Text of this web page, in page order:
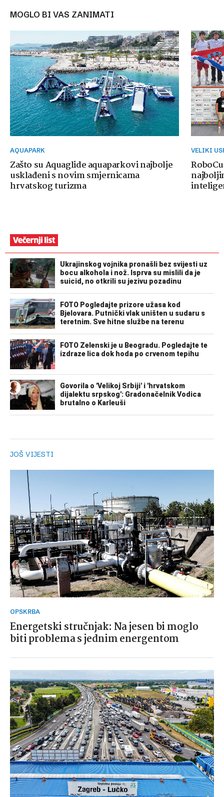
MOGLO BI VAS ZANIMATI
AQUAPARK
Zašto su Aquaglide aquaparkovi najbolje
usklađeni s novim smjernicama
hrvatskog turizma
VELIKI
JOŠ VIJESTI
OPSKRBA
Energetski stručnjak: Na jesen bi moglo
biti problema s jednim energentom